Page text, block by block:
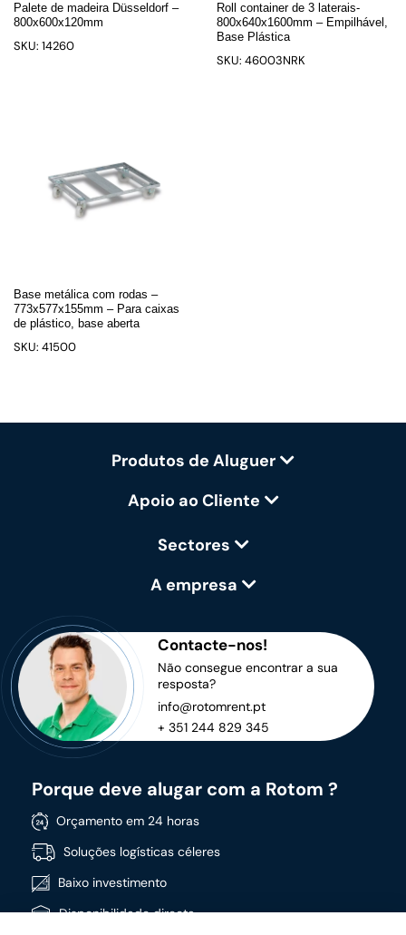
Palete de madeira Düsseldorf –
800x600x120mm
SKU: 14260
Roll container de 3 laterais-
800x640x1600mm – Empilhável,
Base Plástica
SKU: 46003NRK
Base metálica com rodas –
773x577x155mm – Para caixas
de plástico, base aberta
SKU: 41500
Produtos de Aluguer
Apoio ao Cliente
Sectores
A empresa
Contacte-nos!
Não consegue encontrar a sua
resposta?
info@rotomrent.pt
+ 351 244 829 345
Porque deve alugar com a Rotom ?
Orçamento em 24 horas
Soluções logísticas céleres
Baixo investimento
Disponibilidade directa